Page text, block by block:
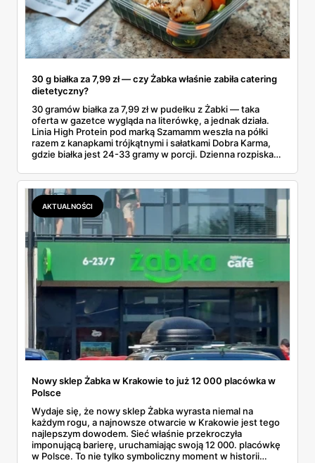
30 g białka za 7,99 zł — czy Żabka właśnie zabiła catering
dietetyczny?
30 gramów białka za 7,99 zł w pudełku z Żabki — taka
oferta w gazetce wygląda na literówkę, a jednak działa.
Linia High Protein pod marką Szamamm weszła na półki
razem z kanapkami trójkątnymi i sałatkami Dobra Karma,
gdzie białka jest 24-33 gramy w porcji. Dzienna rozpiska
catering dietetyczny zaczyna się od 60. Liczby same
proszą o porównanie — gotowce z rogu ulicy kontra
pudełko od kuriera.
AKTUALNOŚCI
Nowy sklep Żabka w Krakowie to już 12 000 placówka w
Polsce
Wydaje się, że nowy sklep Żabka wyrasta niemal na
każdym rogu, a najnowsze otwarcie w Krakowie jest tego
najlepszym dowodem. Sieć właśnie przekroczyła
imponującą barierę, uruchamiając swoją 12 000. placówkę
w Polsce. To nie tylko symboliczny moment w historii